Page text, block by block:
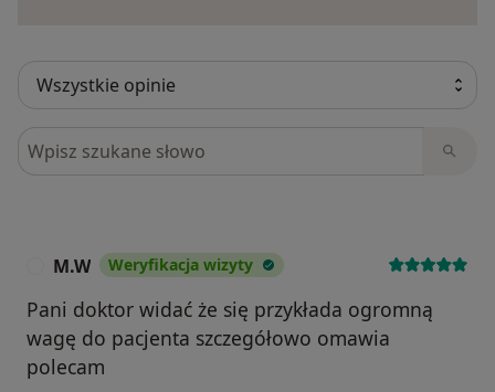
Szukaj w opiniach
M.W Weryfikacja wizyty
Pani doktor widać że się przykłada ogromną
wagę do pacjenta szczegółowo omawia
polecam